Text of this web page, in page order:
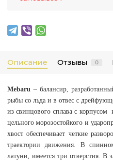
Описание Отзывы 0
Mebaru– балансир,
рыбы со льда и в отвес с
из свинцового сплава с
цельного морозостойкого и
хвост обеспечивает четкие
траектории движения. В
латуни, имеется три отверстия. В